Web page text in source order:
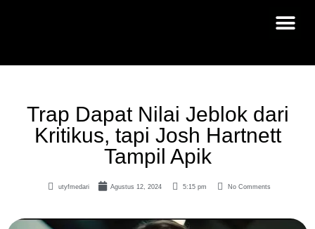
Trap Dapat Nilai Jeblok dari
Kritikus, tapi Josh Hartnett
Tampil Apik
utyfmedari Agustus 12, 2024 5:15 pm No Comments